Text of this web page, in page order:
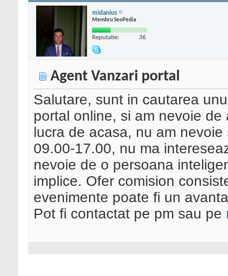
midanius
Membru SeoPedia
Reputatie: 36
Agent Vanzari portal
Salutare, sunt in cautarea
portal online, si am nevoie
lucra de acasa, nu am
09.00-17.00, nu ma
nevoie de o persoana
implice. Ofer comision
evenimente poate fi un
Pot fi contactat pe pm sau pe